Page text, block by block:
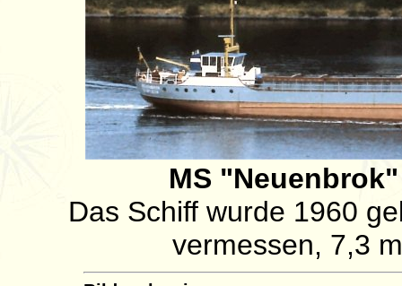
MS
Das Schiff wurde 1960
vermessen, 7,3